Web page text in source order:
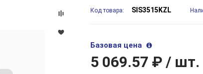
Код товара: SIS3515KZL
Базовая цена
5 069.57 ₽ / шт.